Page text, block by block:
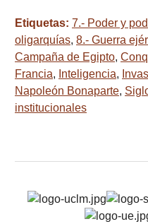
Etiquetas: 7.- Poder y
oligarquías, 8.- Guerra
Campaña de Egipto,
Francia, Inteligencia,
Napoleón Bonaparte,
institucionales